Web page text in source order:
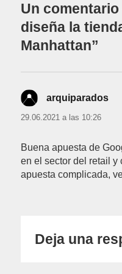
Un
diseña la
Manhattan”
arquiparados
29.06.2021 a las 10:26
Buena apuesta de
en el sector del retail y
apuesta complicada,
Deja una